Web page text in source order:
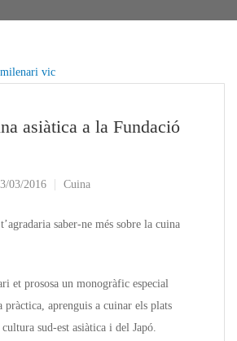
asiàtica a la Fundació
03/2016 Cuina
saber-ne més sobre la cuina
et prososa un monogràfic especial
pràctica, aprenguis a cuinar els plats
sud-est asiàtica i del Japó.